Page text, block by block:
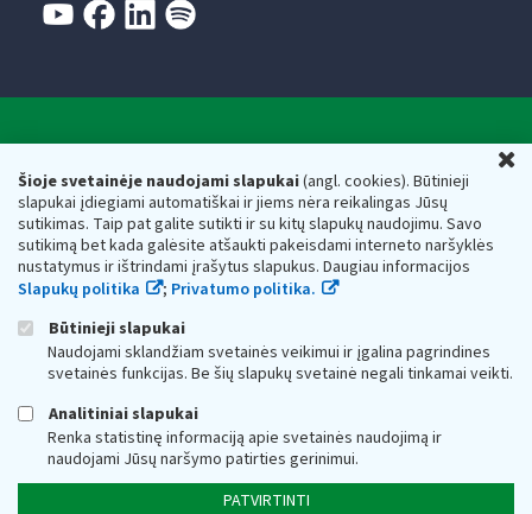
Šioje svetainėje naudojami slapukai(angl. cookies). Būtinieji
slapukai įdiegiami automatiškai ir jiems nėra reikalingas Jūsų
sutikimas. Taip pat galite sutikti ir su kitų slapukų naudojimu. Savo
sutikimą bet kada galėsite atšaukti pakeisdami interneto naršyklės
nustatymus ir ištrindami įrašytus slapukus. Daugiau informacijos
Slapukų politika
; Privatumo politika.
Būtinieji slapukai
Naudojami sklandžiam svetainės veikimui ir įgalina pagrindines
svetainės funkcijas. Be šių slapukų svetainė negali tinkamai veikti.
Analitiniai slapukai
Renka statistinę informaciją apie svetainės naudojimą ir
naudojami Jūsų naršymo patirties gerinimui.
PATVIRTINTI
Respublikos finansų ministerijos
Biudžetinė įstaiga. Juridinio asmens kodas — 188659752,
adresas: Vasario 16-osios g. 14, 01107 Vilnius, Lietuva, el.paštas:
vmi@vmi.lt, E. pristatymo dėžutės adresas 188659752
Duomenys apie Valstybinę mokesčių inspekciją prie Lietuvos
Respublikos finansų ministerijos kaupiami ir saugomi Juridinių